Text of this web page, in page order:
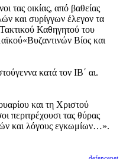
τας οικίας, από βαθείας
και συρίγγων έλεγον τα
Καθηγητού του
Βίος και
κατά τον ΙΒ΄ αι.
και τη Χριστού
περιτρέχουσι τας θύρας
και λόγους εγκωμίων…».